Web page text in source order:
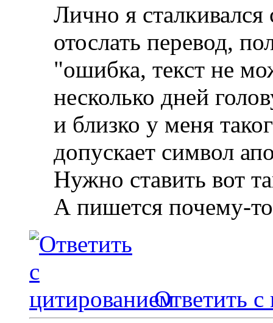
Лично я
отослать перевод,
"ошибка, текст не
несколько дней
и близко у меня
допускает символ
Нужно ставить вот
А пишется почему-
Ответить с